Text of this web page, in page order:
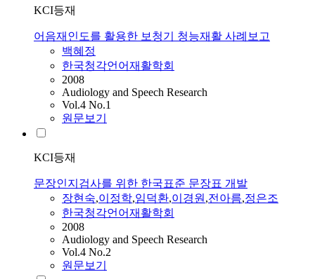
KCI등재
어음재인도를 활용한 보청기 청능재활 사례보고
백혜정
한국청각언어재활학회
2008
Audiology and Speech Research
Vol.4 No.1
원문보기
KCI등재
문장인지검사를 위한 한국표준 문장표 개발
장현숙,이정학,임덕환,이경원,전아름,정은조
한국청각언어재활학회
2008
Audiology and Speech Research
Vol.4 No.2
원문보기